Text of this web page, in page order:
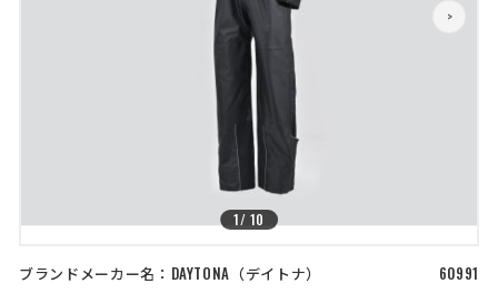
採用情報
古物営業法に基づく表示/保険勧誘
商品レビュー利用規約
返金ポリシー
カスタマーハラスメントに対する方
1/ 10
>
ブランドメーカー名： DAYTONA デイトナ 60991